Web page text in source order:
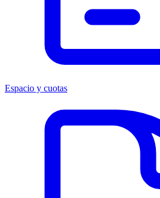
Espacio y cuotas